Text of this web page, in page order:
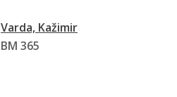
Varda, Kažimir
BM 365